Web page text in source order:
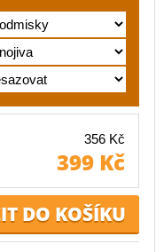
356 Kč
399 Kč